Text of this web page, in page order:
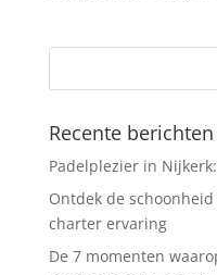
Recente berichten
Padelplezier in
Ontdek de
charter ervaring
De 7 momenten